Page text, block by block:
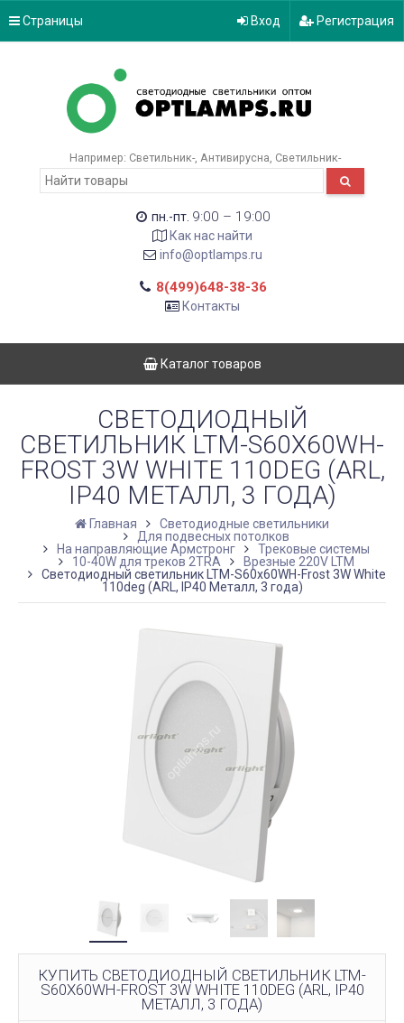
Страницы Вход Регистрация
Например: Светильник- Антивирусна Светильник-
пн.-пт. 9:00 – 19:00
Как нас найти
info@optlamps.ru
8(499)648-38-36
Контакты
Каталог товаров
СВЕТОДИОДНЫЙ
СВЕТИЛЬНИК LTM-S60X60WH-
FROST 3W WHITE 110DEG (ARL,
IP40 МЕТАЛЛ, 3 ГОДА)
Главная
Светодиодные светильники
Для подвесных потолков
На направляющие Армстронг
Трековые системы
10-40W для треков 2TRA
Врезные 220V LTM
Светодиодный светильник LTM-S60x60WH-Frost 3W White
110deg (ARL, IP40 Металл, 3 года)
КУПИТЬ СВЕТОДИОДНЫЙ СВЕТИЛЬНИК LTM-
S60X60WH-FROST 3W WHITE 110DEG (ARL, IP40
МЕТАЛЛ, 3 ГОДА)